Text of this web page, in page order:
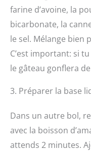
farine d’avoine, la
bicarbonate, la
le sel. Mélange bien
C’est important: si
le gâteau gonflera
3. Préparer la base
Dans un autre bol,
avec la boisson
attends 2 minutes.